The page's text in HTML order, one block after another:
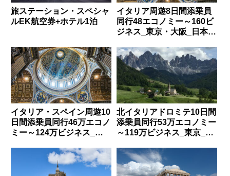
旅ステーション・スペシャ
ルEK航空券+ホテル1泊
イタリア周遊8日間添乗員
同行48エコノミー～160ビ
ジネス_東京・大阪_日本旅
イタリア・スペイン周遊10
日間添乗員同行46万エコノ
ミー～124万ビジネス_東
北イタリアドロミテ10日間
添乗員同行53万エコノミー
～119万ビジネス_東京_阪